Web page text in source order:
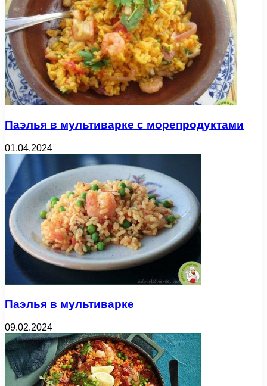
Паэлья в мультиварке с морепродуктами
01.04.2024
Паэлья в мультиварке
09.02.2024